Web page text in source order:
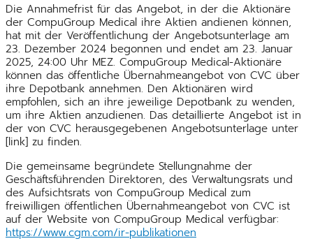
Die Annahmefrist für das Angebot, in der die Aktionäre
der CompuGroup Medical ihre Aktien andienen können,
hat mit der Veröffentlichung der Angebotsunterlage am
23. Dezember 2024 begonnen und endet am 23. Januar
2025, 24:00 Uhr MEZ. CompuGroup Medical-Aktionäre
können das öffentliche Übernahmeangebot von CVC über
ihre Depotbank annehmen. Den Aktionären wird
empfohlen, sich an ihre jeweilige Depotbank zu wenden,
um ihre Aktien anzudienen. Das detaillierte Angebot ist in
der von CVC herausgegebenen Angebotsunterlage unter
[link] zu finden.
Die gemeinsame begründete Stellungnahme der
Geschäftsführenden Direktoren, des Verwaltungsrats und
des Aufsichtsrats von CompuGroup Medical zum
freiwilligen öffentlichen Übernahmeangebot von CVC ist
auf der Website von CompuGroup Medical verfügbar:
https://www.cgm.com/ir-publikationen